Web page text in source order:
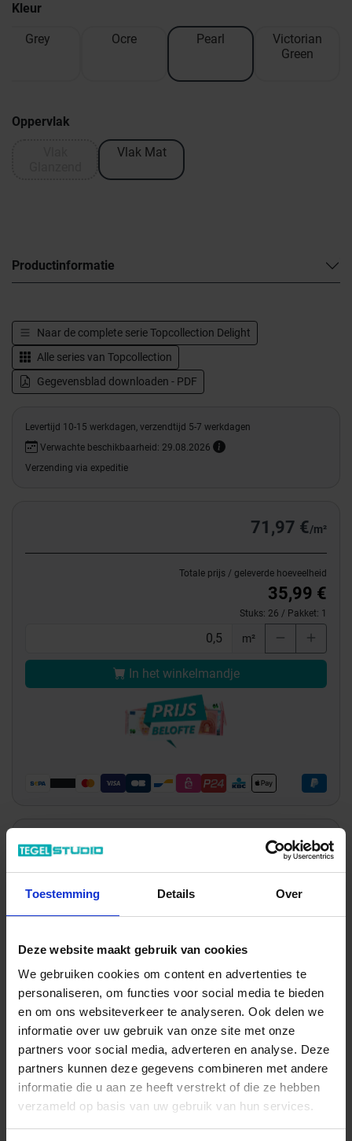
Toestemming Details Over
Deze website maakt gebruik van cookies
We gebruiken cookies om content en advertenties te
personaliseren, om functies voor social media te bieden
en om ons websiteverkeer te analyseren. Ook delen we
informatie over uw gebruik van onze site met onze
partners voor social media, adverteren en analyse. Deze
partners kunnen deze gegevens combineren met andere
informatie die u aan ze heeft verstrekt of die ze hebben
verzameld op basis van uw gebruik van hun services.
Kleur
Grey Ocre Pearl
Victorian
Green
Oppervlak
Vlak Mat
Productinformatie
Naar de complete serieTopcollection Delight
Alle series van Topcollection
Gegevensblad downloaden - PDF
Levertijd 10-15 werkdagen, verzendtijd 5-7 werkdagen
Verwachte beschikbaarheid: 29.08.2026
Verzending via expeditie
71,97 €/m²
Totale prijs / geleverde hoeveelheid
35,99 €
Stuks: 26 / Pakket: 1
m²
In het winkelmandje
Wil je graag een afspraak?
Di – Vr 09.00 – 18.00
Za 10.00 – 15.00
+31 (0) 478 - 69 11 63 Productaanvraag
Topcollection Delight Indrukken